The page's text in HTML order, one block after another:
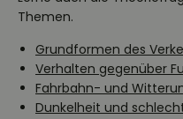
Themen.
Grundformen des
Verhalten gegenüber
Fahrbahn- und
Dunkelheit und